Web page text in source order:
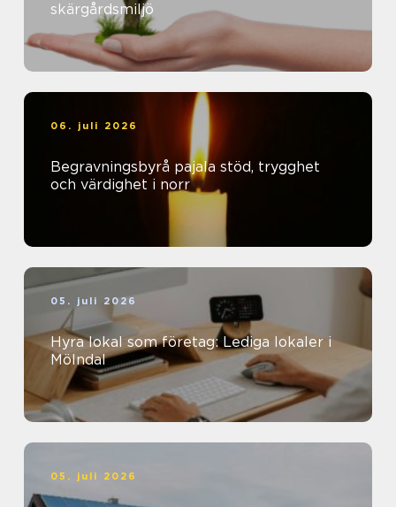
skärgårdsmiljö
06. juli 2026
Begravningsbyrå pajala stöd, trygghet
och värdighet i norr
05. juli 2026
Hyra lokal som företag: Lediga lokaler i
Mölndal
05. juli 2026